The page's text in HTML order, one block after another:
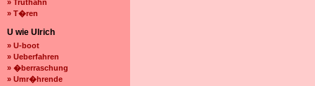
» Truthahn
» T�ren
U wie Ulrich
» U-boot
» Ueberfahren
» �berraschung
» Umr�hrende